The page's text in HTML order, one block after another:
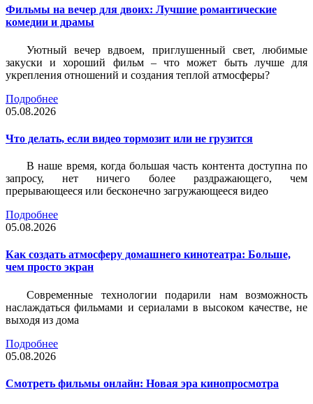
Фильмы на вечер для двоих: Лучшие романтические
комедии и драмы
Уютный вечер вдвоем, приглушенный свет, любимые
закуски и хороший фильм – что может быть лучше для
укрепления отношений и создания теплой атмосферы?
Подробнее
05.08.2026
Что делать, если видео тормозит или не грузится
В наше время, когда большая часть контента доступна по
запросу, нет ничего более раздражающего, чем
прерывающееся или бесконечно загружающееся видео
Подробнее
05.08.2026
Как создать атмосферу домашнего кинотеатра: Больше,
чем просто экран
Современные технологии подарили нам возможность
наслаждаться фильмами и сериалами в высоком качестве, не
выходя из дома
Подробнее
05.08.2026
Смотреть фильмы онлайн: Новая эра кинопросмотра